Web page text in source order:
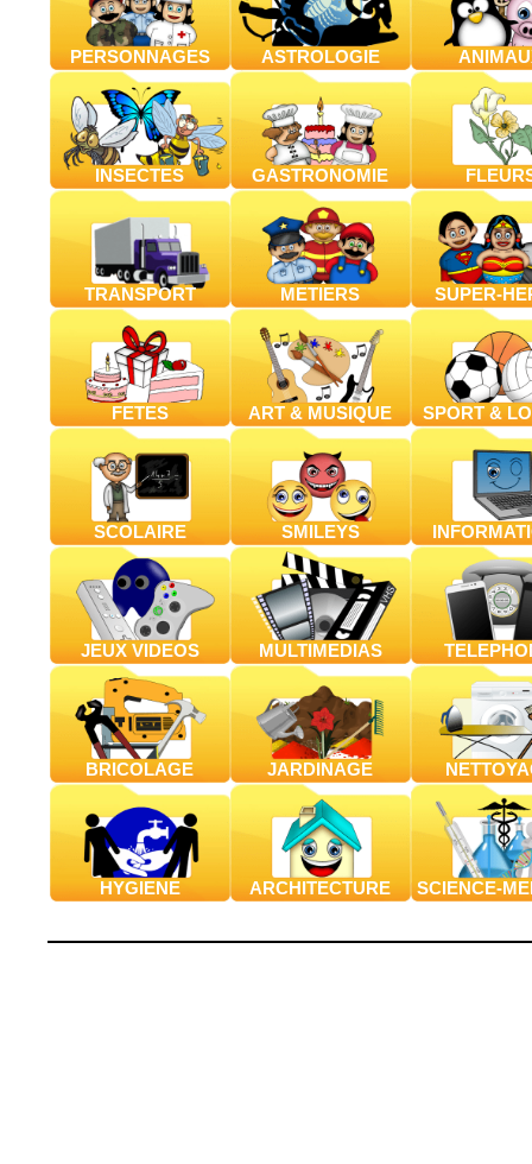
PERSONNAGES ASTROLOGIE
INSECTES GASTRONOMIE
TRANSPORT METIERS SUPER-
FETES ART & MUSIQUE SPORT &
SCOLAIRE SMILEYS
JEUX VIDEOS MULTIMEDIAS
BRICOLAGE JARDINAGE
HYGIENE ARCHITECTURE SCIENCE-